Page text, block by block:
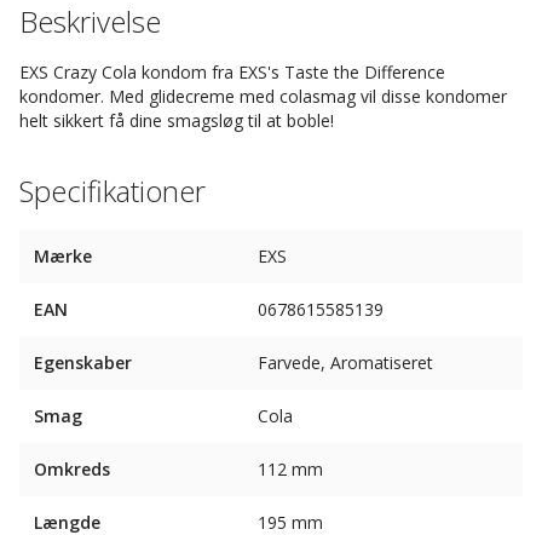
Beskrivelse
EXS Crazy Cola kondom fra EXS's Taste the Difference
kondomer. Med glidecreme med colasmag vil disse kondomer
helt sikkert få dine smagsløg til at boble!
Specifikationer
Mærke EXS
EAN 0678615585139
Egenskaber Farvede, Aromatiseret
Smag Cola
Omkreds 112 mm
Længde 195 mm